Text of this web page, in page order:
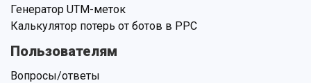
Генератор UTM-меток
Калькулятор потерь от ботов в PPC
Пользователям
Вопросы/ответы